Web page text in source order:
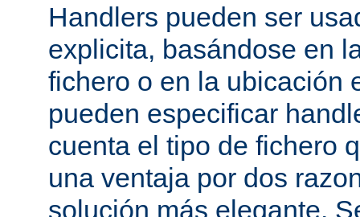
Handlers pueden ser
explicita, basándose en
fichero o en la ubicación
pueden especificar
cuenta el tipo de fichero
una ventaja por dos
solución más elegante.